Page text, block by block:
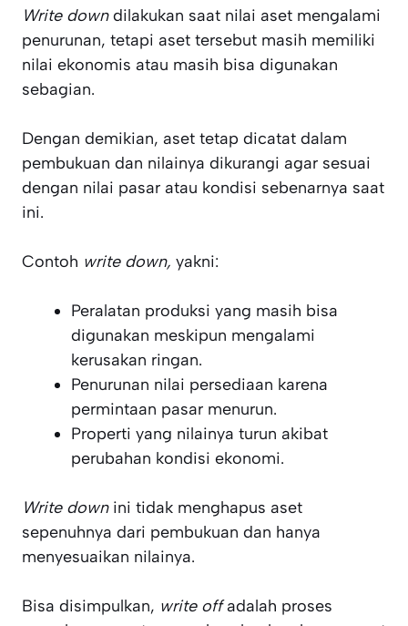
Write downdilakukan saat nilai aset mengalami
penurunan, tetapi aset tersebut masih memiliki
nilai ekonomis atau masih bisa digunakan
sebagian.
Dengan demikian, aset tetap dicatat dalam
pembukuan dan nilainya dikurangi agar sesuai
dengan nilai pasar atau kondisi sebenarnya saat
ini.
Contoh write down, yakni:
Peralatan produksi yang masih bisa
digunakan meskipun mengalami
kerusakan ringan.
Penurunan nilai persediaan karena
permintaan pasar menurun.
Properti yang nilainya turun akibat
perubahan kondisi ekonomi.
Write down ini tidak menghapus aset
sepenuhnya dari pembukuan dan hanya
menyesuaikan nilainya.
Bisa disimpulkan, write offadalah proses